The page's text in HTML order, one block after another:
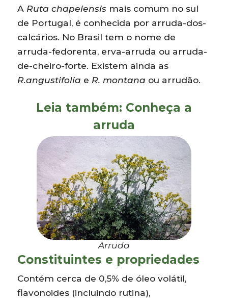
A Ruta chapelensis mais comum no sul
de Portugal, é conhecida por arruda-dos-
calcários. No Brasil tem o nome de
arruda-fedorenta, erva-arruda ou arruda-
de-cheiro-forte. Existem ainda as
R.angustifolia e R. montana ou arrudão.
Leia também: Conheça a
arruda
Arruda
Constituintes e propriedades
Contém cerca de 0,5% de óleo volátil,
flavonoides (incluindo rutina),